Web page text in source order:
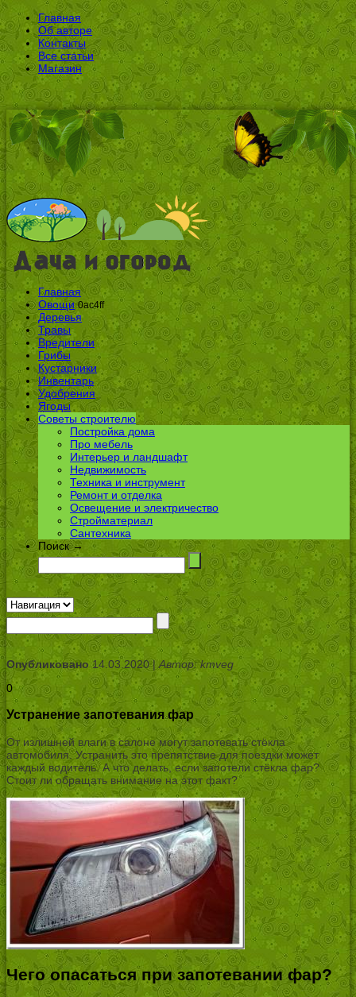
Главная
Об авторе
Контакты
Все статьи
Магазин
Главная
Овощи 0ac4ff
Деревья
Травы
Вредители
Грибы
Кустарники
Инвентарь
Удобрения
Ягоды
Советы строителю
Постройка дома
Про мебель
Интерьер и ландшафт
Недвижимость
Техника и инструмент
Ремонт и отделка
Освещение и электричество
Стройматериал
Сантехника
Поиск →
Опубликовано14.03.2020 |Автор: kmveg
0
Устранение запотевания фар
От излишней влаги в салоне могут запотевать стёкла
автомобиля. Устранить это препятствие для поездки может
каждый водитель. А что делать, если запотели стёкла фар?
Стоит ли обращать внимание на этот факт?
Чего опасаться при запотевании фар?